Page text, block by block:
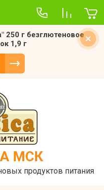
250 г безглютеновое
1,9 г
МСК
продуктов питания